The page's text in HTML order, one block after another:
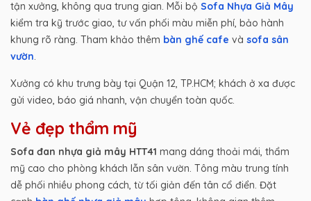
tận xưởng, không qua trung gian. Mỗi bộ Sofa Nhựa Giả Mây
kiểm tra kỹ trước giao, tư vấn phối màu miễn phí, bảo hành
khung rõ ràng. Tham khảo thêm bàn ghế cafe và sofa sân
vườn
Xưởng có khu trưng bày tại Quận 12, TP.HCM; khách ở xa được
gửi video, báo giá nhanh, vận chuyển toàn quốc.
Vẻ đẹp thẩm mỹ
Sofa đan nhựa giả mây HTT41 mang dáng thoải mái, thẩm
mỹ cao cho phòng khách lẫn sân vườn. Tông màu trung tính
dễ phối nhiều phong cách, từ tối giản đến tân cổ điển. Đặt